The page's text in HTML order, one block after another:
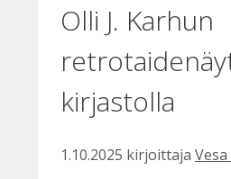
Olli J. Karhun
kirjastolla
1.10.2025 kirjoittaja